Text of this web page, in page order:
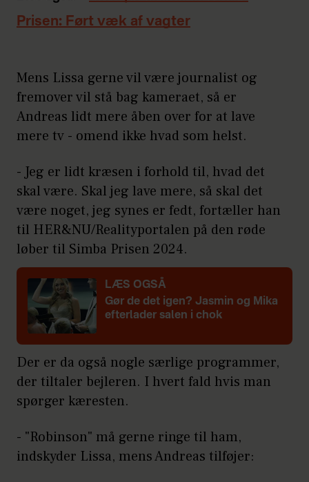
Prisen: Ført væk af vagter
Mens Lissa gerne vil være journalist og
fremover vil stå bag kameraet, så er
Andreas lidt mere åben over for at lave
mere tv - omend ikke hvad som helst.
- Jeg er lidt kræsen i forhold til, hvad det
skal være. Skal jeg lave mere, så skal det
være noget, jeg synes er fedt, fortæller han
til HER&NU/Realityportalen på den røde
løber til Simba Prisen 2024.
LÆS OGSÅ
Gør de det igen? Jasmin og Mika
efterlader salen i chok
Der er da også nogle særlige programmer,
der tiltaler bejleren. I hvert fald hvis man
spørger kæresten.
- "Robinson" må gerne ringe til ham,
indskyder Lissa, mens Andreas tilføjer: